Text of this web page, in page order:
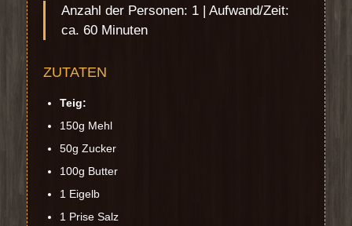
Anzahl der Personen: 1 | Aufwand/Zeit:
ca. 60 Minuten
ZUTATEN
Teig:
150g Mehl
50g Zucker
100g Butter
1 Eigelb
1 Prise Salz